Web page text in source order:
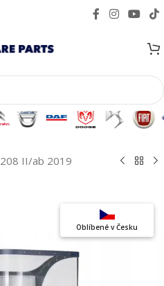
208 II/ab 2019
Oblíbené v Česku